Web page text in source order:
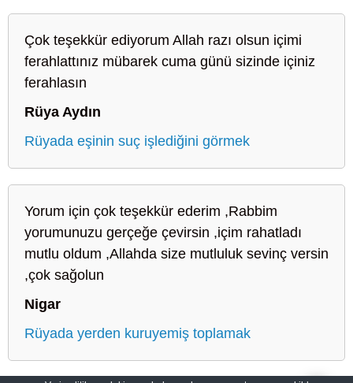
Çok teşekkür ediyorum Allah razı olsun içimi
ferahlattınız mübarek cuma günü sizinde içiniz
ferahlasın
Rüya Aydın
Rüyada eşinin suç işlediğini görmek
Yorum için çok teşekkür ederim ,Rabbim
yorumunuzu gerçeğe çevirsin ,içim rahatladı
mutlu oldum ,Allahda size mutluluk sevinç versin
,çok sağolun
Nigar
Rüyada yerden kuruyemiş toplamak